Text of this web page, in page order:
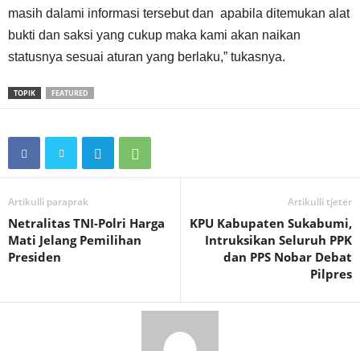
masih dalami informasi tersebut dan apabila ditemukan alat
bukti dan saksi yang cukup maka kami akan naikan
statusnya sesuai aturan yang berlaku,” tukasnya.
TOPIK FEATURED
Artikulli paraprak
Netralitas TNI-Polri Harga
Mati Jelang Pemilihan
Presiden
Artikulli tjetër
KPU Kabupaten Sukabumi,
Intruksikan Seluruh PPK
dan PPS Nobar Debat
Pilpres